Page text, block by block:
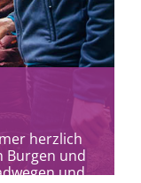
herzlich
Burgen und
und...